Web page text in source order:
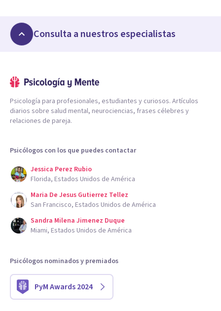
Consulta a nuestros especialistas
Psicología para profesionales, estudiantes y curiosos. Artículos
diarios sobre salud mental, neurociencias, frases célebres y
relaciones de pareja.
Psicólogos con los que puedes contactar
Jessica Perez Rubio
Florida, Estados Unidos de América
Maria De Jesus Gutierrez Tellez
San Francisco, Estados Unidos de América
Sandra Milena Jimenez Duque
Miami, Estados Unidos de América
Psicólogos nominados y premiados
PyM Awards 2024